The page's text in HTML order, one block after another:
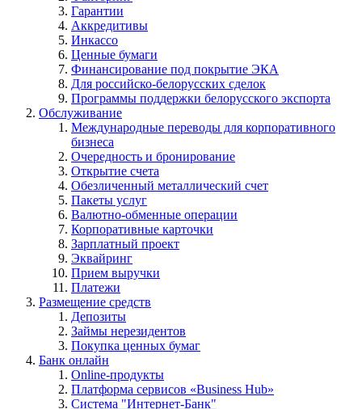
Гарантии
Аккредитивы
Инкассо
Ценные бумаги
Финансирование под покрытие ЭКА
Для российско-белорусских сделок
Программы поддержки белорусского экспорта
Обслуживание
Международные переводы для корпоративного
бизнеса
Очередность и бронирование
Открытие счета
Обезличенный металлический счет
Пакеты услуг
Валютно-обменные операции
Корпоративные карточки
Зарплатный проект
Эквайринг
Прием выручки
Платежи
Размещение средств
Депозиты
Займы нерезидентов
Покупка ценных бумаг
Банк онлайн
Online-продукты
Платформа сервисов «Business Hub»
Система "Интернет-Банк"